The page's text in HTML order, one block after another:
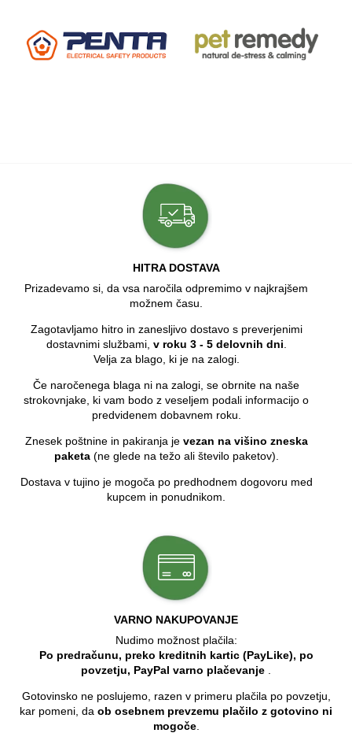
HITRA DOSTAVA
Prizadevamo si, da vsa naročila odpremimo v najkrajšem
možnem času.
Zagotavljamo hitro in zanesljivo dostavo s preverjenimi
dostavnimi službami, v roku 3 - 5 delovnih dni
Velja za blago, ki je na zalogi.
Če naročenega blaga ni na zalogi, se obrnite na naše
strokovnjake, ki vam bodo z veseljem podali informacijo o
predvidenem dobavnem roku.
Znesek poštnine in pakiranja je vezan na višino zneska
paketa(ne glede na težo ali število paketov).
Dostava v tujino je mogoča po predhodnem dogovoru med
kupcem in ponudnikom.
VARNO NAKUPOVANJE
Nudimo možnost plačila:
Po predračunu, preko kreditnih kartic (PayLike), po
povzetju, PayPal varno plačevanje
Gotovinsko ne poslujemo, razen v primeru plačila po povzetju,
kar pomeni, da ob osebnem prevzemu plačilo z gotovino ni
mogoče.